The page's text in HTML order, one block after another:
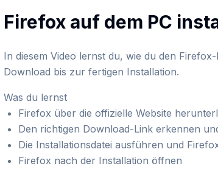
Firefox auf dem PC
In diesem Video lernst du, wie du den
Download bis zur fertigen Installation.
Was du lernst
Firefox über die offizielle Website
Den richtigen Download-Link erkennen
Die Installationsdatei ausführen und
Firefox nach der Installation öffnen